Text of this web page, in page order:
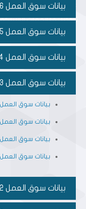
على بيانات سجليه
تزودنا بها الجهات
بيانات سوق العمل 2026
بيانات سوق العمل 2025
بيانات سوق العمل 2024
بيانات سوق العمل 2023
بيانات سوق العمل فى 31/
بيانات سوق العمل فى 30/
بيانات سوق العمل في 30/
بيانات سوق العمل في 31/
بيانات سوق العمل 2022